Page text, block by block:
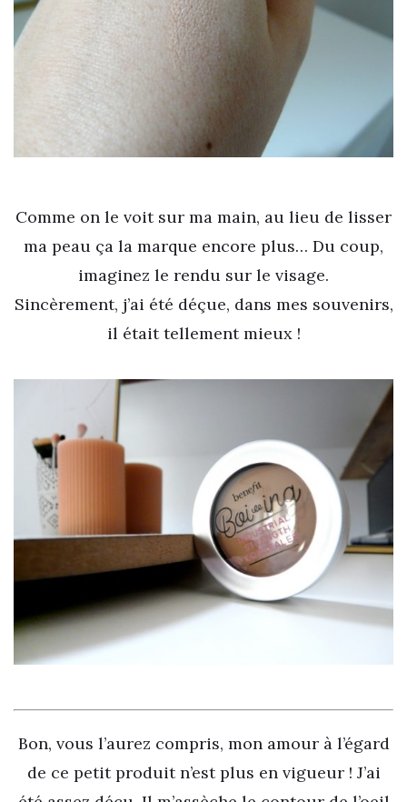
Comme on le voit sur ma main, au lieu de lisser
ma peau ça la marque encore plus… Du coup,
imaginez le rendu sur le visage.
Sincèrement, j’ai été déçue, dans mes souvenirs,
il était tellement mieux !
Bon, vous l’aurez compris, mon amour à l’égard
de ce petit produit n’est plus en vigueur ! J’ai